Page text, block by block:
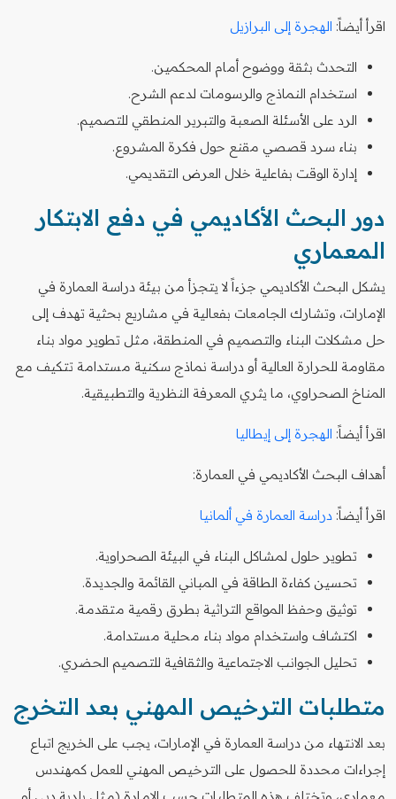
اقرأ أيضاً: الهجرة إلى البرازيل
التحدث بثقة ووضوح أمام المحكمين.
استخدام النماذج والرسومات لدعم الشرح.
الرد على الأسئلة الصعبة والتبرير المنطقي للتصميم.
بناء سرد قصصي مقنع حول فكرة المشروع.
إدارة الوقت بفاعلية خلال العرض التقديمي.
دور البحث الأكاديمي في دفع الابتكار
المعماري
يشكل البحث الأكاديمي جزءاً لا يتجزأ من بيئة دراسة العمارة في
الإمارات، وتشارك الجامعات بفعالية في مشاريع بحثية تهدف إلى
حل مشكلات البناء والتصميم في المنطقة، مثل تطوير مواد بناء
مقاومة للحرارة العالية أو دراسة نماذج سكنية مستدامة تتكيف مع
المناخ الصحراوي، ما يثري المعرفة النظرية والتطبيقية.
اقرأ أيضاً: الهجرة إلى إيطاليا
أهداف البحث الأكاديمي في العمارة:
اقرأ أيضاً: دراسة العمارة في ألمانيا
تطوير حلول لمشاكل البناء في البيئة الصحراوية.
تحسين كفاءة الطاقة في المباني القائمة والجديدة.
توثيق وحفظ المواقع التراثية بطرق رقمية متقدمة.
اكتشاف واستخدام مواد بناء محلية مستدامة.
تحليل الجوانب الاجتماعية والثقافية للتصميم الحضري.
متطلبات الترخيص المهني بعد التخرج
بعد الانتهاء من دراسة العمارة في الإمارات، يجب على الخريج اتباع
إجراءات محددة للحصول على الترخيص المهني للعمل كمهندس